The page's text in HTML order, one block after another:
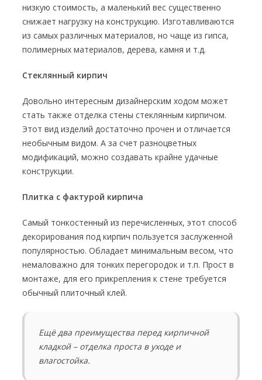
низкую стоимость, а маленький вес существенно
снижает нагрузку на конструкцию. Изготавливаются
из самых различных материалов, но чаще из гипса,
полимерных материалов, дерева, камня и т.д.
Стеклянный кирпич
Довольно интересным дизайнерским ходом может
стать также отделка стены стеклянным кирпичом.
Этот вид изделий достаточно прочен и отличается
необычным видом. А за счет разноцветных
модификаций, можно создавать крайне удачные
конструкции.
Плитка с фактурой кирпича
Самый тонкостенный из перечисленных, этот способ
декорирования под кирпич пользуется заслуженной
популярностью. Обладает минимальным весом, что
немаловажно для тонких перегородок и т.п. Прост в
монтаже, для его прикрепления к стене требуется
обычный плиточный клей.
Ещё два преимущества перед кирпичной
кладкой – отделка проста в уходе и
влагостойка.